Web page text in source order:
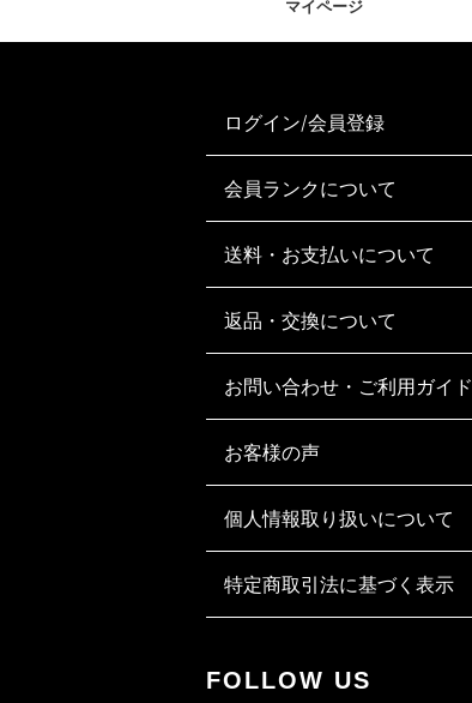
マイページ
ログイン/会員登録
会員ランクについて
送料・お支払いについて
返品・交換について
お問い合わせ・ご利用ガイド
お客様の声
個人情報取り扱いについて
特定商取引法に基づく表示
FOLLOW US